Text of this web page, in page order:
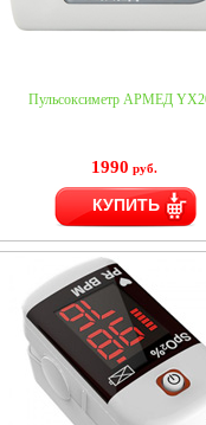
Пульсоксиметр АРМЕД
1990 руб.
КУПИТЬ